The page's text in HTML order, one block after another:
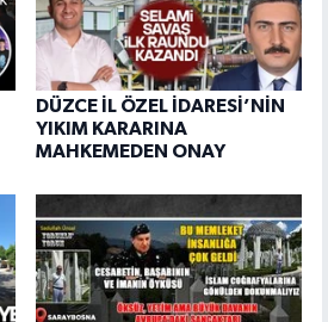
DÜZCE İL ÖZEL İDARESİ’NİN
YIKIM KARARINA
MAHKEMEDEN ONAY